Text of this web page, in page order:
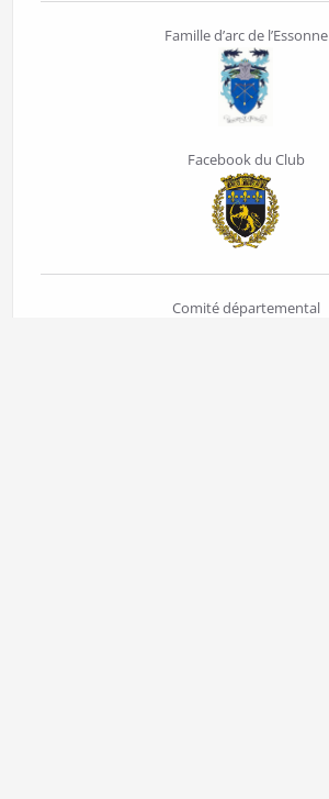
Famille d’arc de l’Essonne
Facebook du Club
Comité départemental